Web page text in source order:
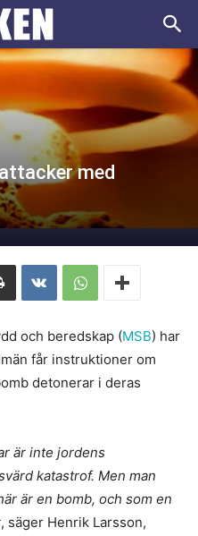
med
och beredskap (MSB) har
får instruktioner om
detonerar i deras
är inte jordens
katastrof. Men man
är en bomb, och som en
, säger Henrik Larsson,